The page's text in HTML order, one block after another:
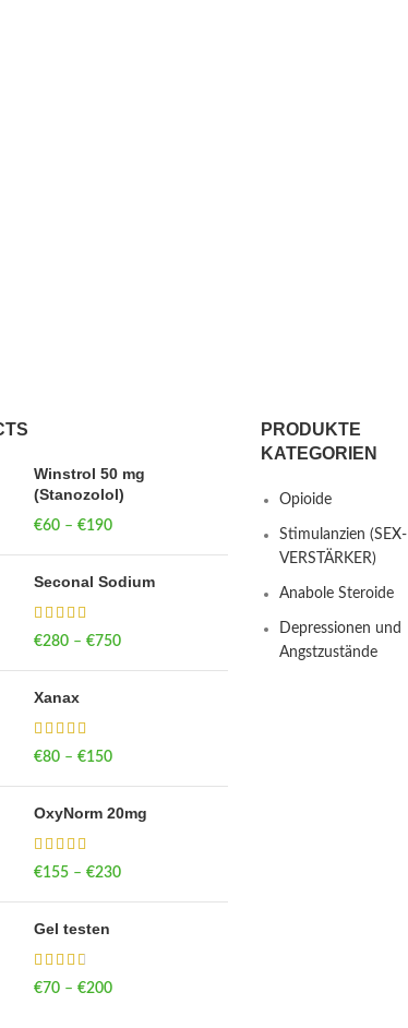
Winstrol 50 mg
(Stanozolol)
€60 – €190Price range: €60
Seconal Sodium
€280 – €750Price range: €280
Xanax
€80 – €150Price range: €80
OxyNorm 20mg
€155 – €230Price range: €155
Gel testen
€70 – €200Price range: €70
PRODUKTE
KATEGORIEN
Opioide
Stimulanzien (SEX-
VERSTÄRKER)
Anabole Steroide
Depressionen und
Angstzustände